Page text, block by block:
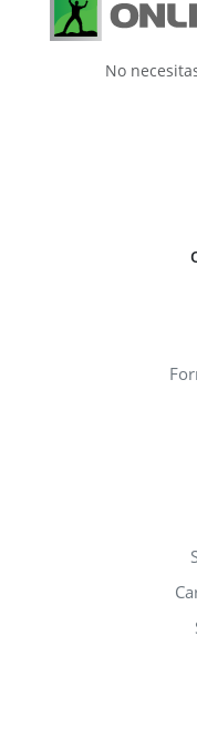
No